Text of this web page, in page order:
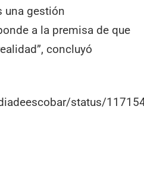
una gestión
a la premisa de que
concluyó
status/